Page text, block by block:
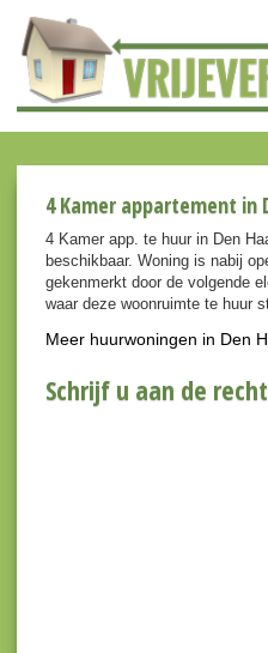
4 Kamer appartement in
4 Kamer app. te huur in Den
beschikbaar. Woning is nabij
gekenmerkt door de volgende
waar deze woonruimte te huur
Meer huurwoningen in Den
Schrijf u aan de